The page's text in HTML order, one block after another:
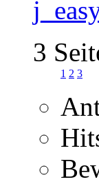
3
1 2 3